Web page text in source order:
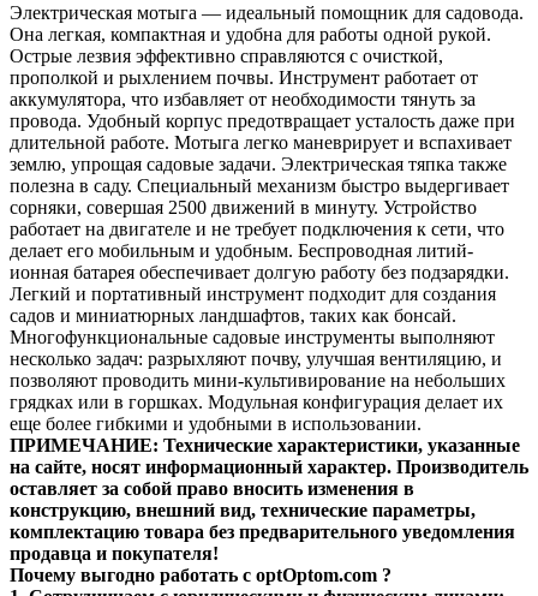
Электрическая мотыга — идеальный помощник для садовода.
Она легкая, компактная и удобна для работы одной рукой.
Острые лезвия эффективно справляются с очисткой,
прополкой и рыхлением почвы. Инструмент работает от
аккумулятора, что избавляет от необходимости тянуть за
провода. Удобный корпус предотвращает усталость даже при
длительной работе. Мотыга легко маневрирует и вспахивает
землю, упрощая садовые задачи. Электрическая тяпка также
полезна в саду. Специальный механизм быстро выдергивает
сорняки, совершая 2500 движений в минуту. Устройство
работает на двигателе и не требует подключения к сети, что
делает его мобильным и удобным. Беспроводная литий-
ионная батарея обеспечивает долгую работу без подзарядки.
Легкий и портативный инструмент подходит для создания
садов и миниатюрных ландшафтов, таких как бонсай.
Многофункциональные садовые инструменты выполняют
несколько задач: разрыхляют почву, улучшая вентиляцию, и
позволяют проводить мини-культивирование на небольших
грядках или в горшках. Модульная конфигурация делает их
еще более гибкими и удобными в использовании.
ПРИМЕЧАНИЕ: Технические характеристики, указанные
на сайте, носят информационный характер. Производитель
оставляет за собой право вносить изменения в
конструкцию, внешний вид, технические параметры,
комплектацию товара без предварительного уведомления
продавца и покупателя!
Почему выгодно работать с optOptom.com ?